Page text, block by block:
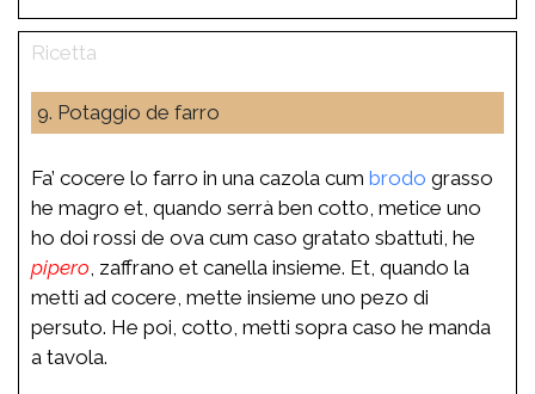
9. Potaggio de farro
Fa’ cocere lo farro in una cazola cum brodo grasso
he magro et, quando serrà ben cotto, metice uno
ho doi rossi de ova cum caso gratato sbattuti, he
pipero , zaffrano et canella insieme. Et, quando la
metti ad cocere, mette insieme uno pezo di
persuto. He poi, cotto, metti sopra caso he manda
a tavola.